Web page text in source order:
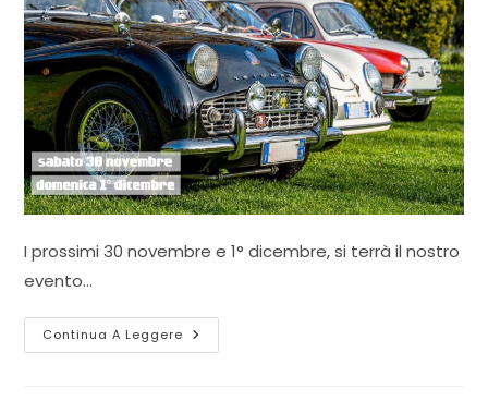
I prossimi 30 novembre e 1° dicembre, si terrà il nostro
evento…
Continua A Leggere Evento
Open